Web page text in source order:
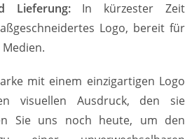
Lieferung:In kürzester Zeit
Logo, bereit für
mit einem einzigartigen Logo
visuellen Ausdruck, den sie
Sie uns noch heute, um den